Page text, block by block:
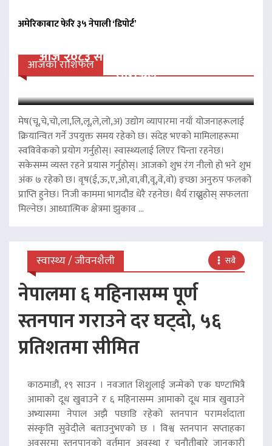
अमेरिकाबाट फेरि ३५ नेपाली ‘डिपोर्ट’
आजको राशिफल
आज २०८३ साल साउन २५ गते सोमवारको
राशिफल
मेष(चू,चे,चो,ला,लि,लू,ले,लो,अ) उद्योग व्यापारमा नयाँ योजनाहरूलाई
क्रियान्वित गर्ने उपयुक्त समय रहेको छ। संदेह भएको मामिलाहरूमा
स्वविवेकको प्रयोग गर्नुहोस्। स्वास्थ्यलाई लिएर चिन्ता रहनेछ।
सकेसम्म व्यस्त रहने प्रयास गर्नुहोस्। आजको शुभ रंग नीलो हो भने शुभ
अंक ७ रहेको छ। वृष(ई,ऊ,ए,ओ,वा,वी,वू,वे,वो) इच्छा अनुरुप फलको
प्राप्ति हुनेछ। निजी काममा भागदौड धेरै रहनेछ। धैर्य राख्नुहोस् सफलता
मिल्नेछ। आध्यात्मिक क्षेत्रमा झुकाव ...
स्वास्थ्य / जीवनशैली सबै
नेपालमा ६ महिनासम्म पूर्ण
स्तनपान गराउने दर घट्दो, ५६
प्रतिशतमा सीमित
काठमाडौं, १९ साउन । नवजात शिशुलाई जन्मेको एक घण्टाभित्रै
आमाको दूध खुवाउने र ६ महिनासम्म आमाको दूध मात्र खुवाउने
अभ्यासमा नेपाल अझै पछाडि रहेको स्तनपान परामर्शदाता
संस्कृति सुवेदीले बताउनुभएको छ । विश्व स्तनपान सप्ताहका